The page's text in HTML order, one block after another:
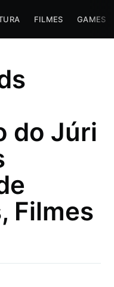
FILMES GAMES
do Júri
Filmes